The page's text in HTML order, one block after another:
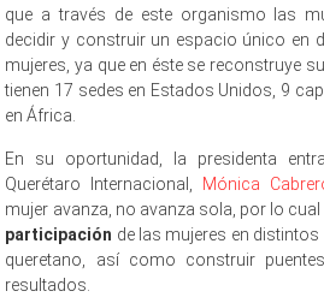
que a través de este organismo las
decidir y construir un espacio único en
mujeres, ya que en éste se reconstruye
tienen 17 sedes en Estados Unidos, 9
en África.
En su oportunidad, la presidenta
Querétaro Internacional, Mónica
mujer avanza, no avanza sola, por lo
participación de las mujeres en
queretano, así como construir
resultados.